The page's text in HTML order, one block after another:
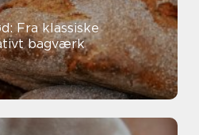
Fra klassiske
bagværk